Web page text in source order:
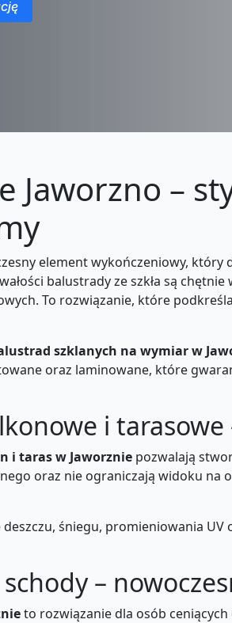
Jaworzno –
element wykończeniowy, który
balustrady ze szkła są
To rozwiązanie, które
szklanych na wymiar w
oraz laminowane, które
i tarasowe
i taras w Jaworznie pozwalają
oraz nie ograniczają widoku
śniegu, promieniowania
–
to rozwiązanie dla osób ceniących